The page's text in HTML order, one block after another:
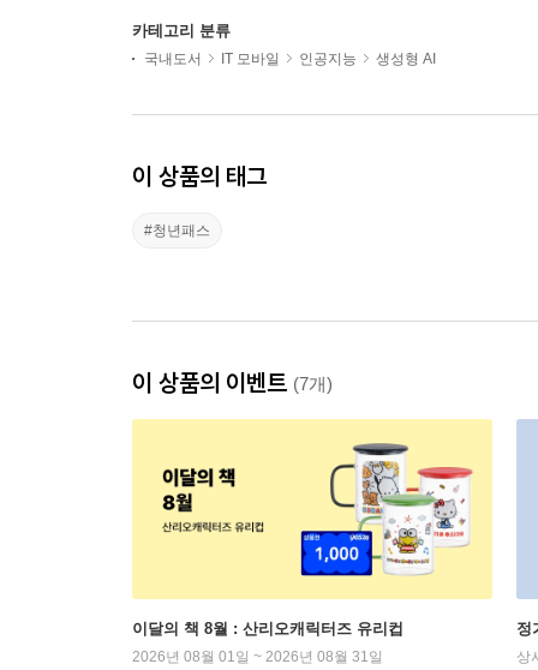
카테고리 분류
국내도서 IT 모바일 인공지능 생성형 AI
이 상품의 태그
#청년패스
이 상품의 이벤트 (7개)
이달의 책 8월 : 산리오캐릭터즈 유리컵
2026년 08월 01일 ~ 2026년 08월 31일
정
상